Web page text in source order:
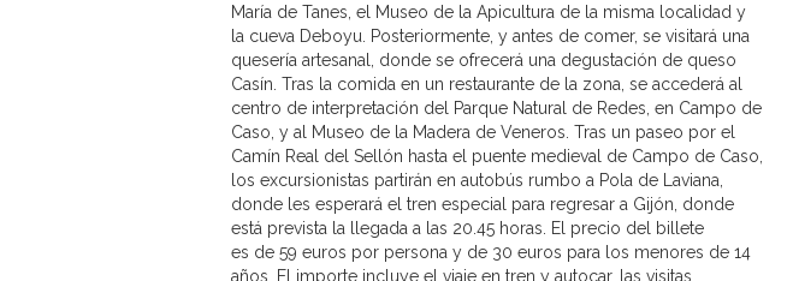
María de Tanes, el Museo de la Apicultura de la misma localidad y
la cueva Deboyu. Posteriormente, y antes de comer, se visitará una
quesería artesanal, donde se ofrecerá una degustación de queso
Casín. Tras la comida en un restaurante de la zona, se accederá al
centro de interpretación del Parque Natural de Redes, en Campo de
Caso, y al Museo de la Madera de Veneros. Tras un paseo por el
Camín Real del Sellón hasta el puente medieval de Campo de Caso,
los excursionistas partirán en autobús rumbo a Pola de Laviana,
donde les esperará el tren especial para regresar a Gijón, donde
está prevista la llegada a las 20.45 horas. El precio del billete
es de 59 euros por persona y de 30 euros para los menores de 14
años. El importe incluye el viaje en tren y autocar, las visitas